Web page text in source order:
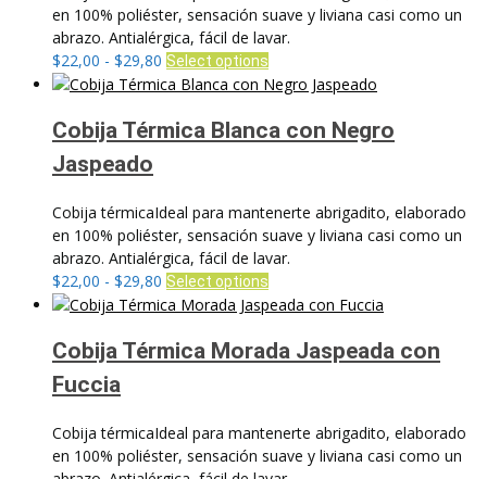
$29,80
opciones
se
pueden
elegir
la
página
en 100% poliéster, sensación suave y liviana casi como un
abrazo. Antialérgica, fácil de lavar.
$22,00 - $29,80 Rango
de
desde
Select optionsEste
producto
múltiples
se
pueden
elegir
en
la
de
Cobija Térmica Blanca con Negro
Jaspeado
Cobija térmicaIdeal para mantenerte abrigadito, elaborado
en 100% poliéster, sensación suave y liviana casi como un
abrazo. Antialérgica, fácil de lavar.
$22,00 - $29,80 Rango
de
desde
Select optionsEste
producto
múltiples
se
pueden
Cobija Térmica Morada Jaspeada con
Fuccia
Cobija térmicaIdeal para mantenerte abrigadito, elaborado
en 100% poliéster, sensación suave y liviana casi como un